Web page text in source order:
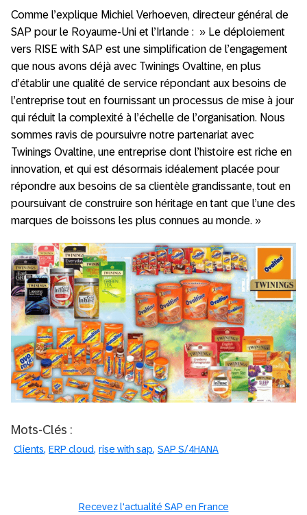
Comme l’explique Michiel Verhoeven, directeur général de
SAP pour le Royaume-Uni et l’Irlande : » Le déploiement
vers RISE with SAP est une simplification de l’engagement
que nous avons déjà avec Twinings Ovaltine, en plus
d’établir une qualité de service répondant aux besoins de
l’entreprise tout en fournissant un processus de mise à jour
qui réduit la complexité à l’échelle de l’organisation. Nous
sommes ravis de poursuivre notre partenariat avec
Twinings Ovaltine, une entreprise dont l’histoire est riche en
innovation, et qui est désormais idéalement placée pour
répondre aux besoins de sa clientèle grandissante, tout en
poursuivant de construire son héritage en tant que l’une des
marques de boissons les plus connues au monde. »
Mots-Clés :
Clients ERP cloud rise with sap SAP S/4HANA
Recevez l'actualité SAP en France